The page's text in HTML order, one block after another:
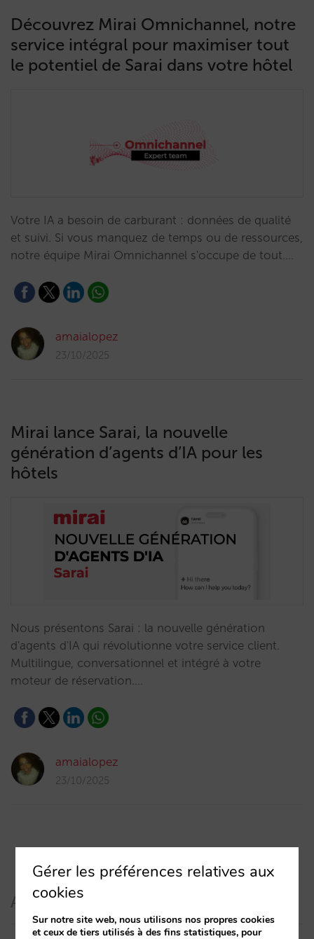
Découvrez Mirai Omnichannel, notre
service intégral pour maximiser tout
le potentiel de Sarai dans votre hôtel
Votre IA a besoin de carburant : données de qualité
et suivi. Si vous manquez de temps ou de ressources,
notre équipe Mirai Omnichannel s'occupe de tout.…
amaialopez
23/10/2025
Mirai lance Sarai, la nouvelle
génération d’agents d’IA pour les
hôtels
Nous présentons Sarai : la nouvelle génération
d'agents d'IA qui révolutionne votre service client.
Multilingue, conversationnel et intégré à votre
moteur de réservation.…
amaialopez
23/10/2025
Articles récents
Gérer les préférences relatives aux
cookies
Sur notre site web, nous utilisons nos propres cookies
et ceux de tiers utilisés à des fins statistiques, pour